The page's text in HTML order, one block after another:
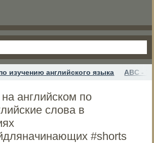
изучению английского языка ABC -
английском по
слова в
#shorts